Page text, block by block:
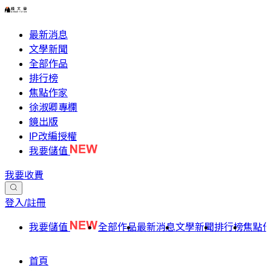
最新消息
文學新聞
全部作品
排行榜
焦點作家
徐淑卿專欄
鏡出版
IP改編授權
我要儲值
我要收費
登入/註冊
我要儲值 全部作品最新消息文學新聞排行榜焦點
首頁